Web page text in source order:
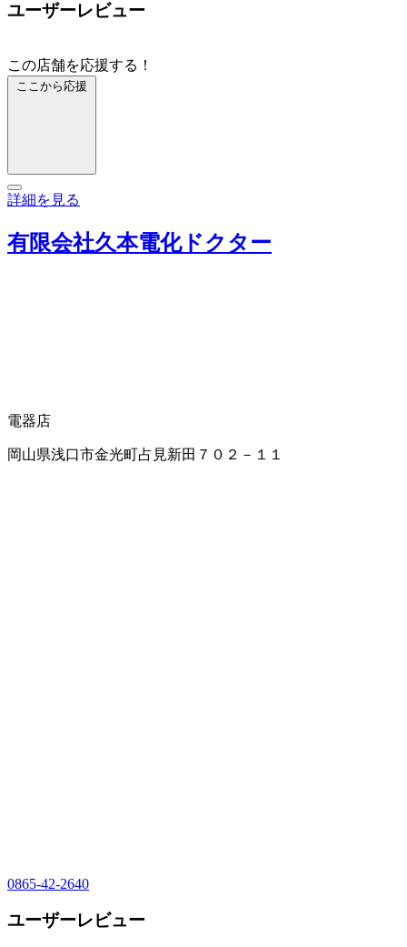
ユーザーレビュー
この店舗を応援する！
ここから応援
詳細を見る
有限会社久本電化ドクター
電器店
岡山県浅口市金光町占見新田７０２－１１
0865-42-2640
ユーザーレビュー